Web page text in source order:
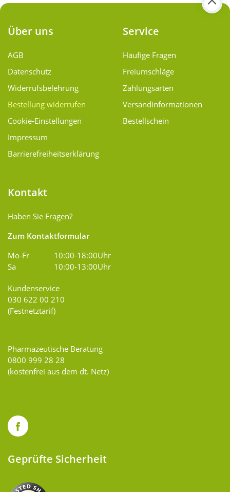
Über uns
AGB
Datenschutz
Widerrufsbelehrung
Bestellung widerrufen
Cookie-Einstellungen
Impressum
Barrierefreiheitserklärung
Service
Häufige Fragen
Freiumschläge
Zahlungsarten
Versand­informationen
Bestellschein
Kontakt
Haben Sie Fragen?
Zum Kontaktformular
Mo-Fr
10:00-18:00Uhr
Sa
10:00-13:00Uhr
Kundenservice
030 622 00 210
(Festnetztarif)
Pharmazeutische Beratung
0800 999 28 28
(kostenfrei aus dem dt. Netz)
Geprüfte Sicherheit